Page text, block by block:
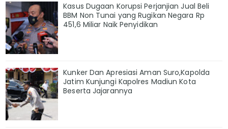
Kasus Dugaan Korupsi Perjanjian Jual Beli
BBM Non Tunai yang Rugikan Negara Rp
451,6 Miliar Naik Penyidikan
Kunker Dan Apresiasi Aman Suro,Kapolda
Jatim Kunjungi Kapolres Madiun Kota
Beserta Jajarannya